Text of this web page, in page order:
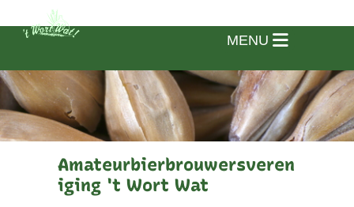
Amateurbierbrouwersveren
iging 't Wort Wat
MENU